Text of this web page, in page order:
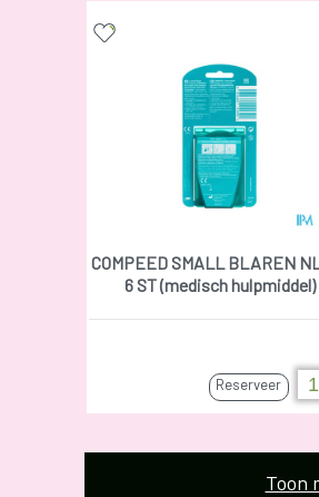
COMPEED SMALL BLAREN
6 ST (medisch hulpmiddel)
Reserveer
Toon